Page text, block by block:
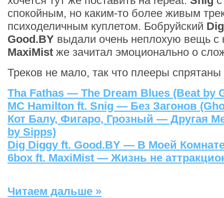
спокойным, но каким-то более живым
психоделичным куплетом. Бобруйский
Good.BY выдали очень неплохую вещь с
MaxiMist же зачитал эмоционально о
Треков не мало, так что плееры
Tha Fathas — The Dream Blues (Beat by
MС Hamilton ft. Snig — Без Загонов
Кот Балу, Фигаро, Грозный — Другая
by Sipps)
Dig Diggy ft. Good.BY — В Моей
6box ft. MaxiMist — Жизнь не
Читаем дальше »